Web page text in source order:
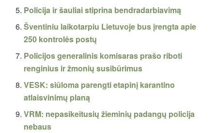
Policija ir šauliai stiprina bendradarbiavimą
Šventiniu laikotarpiu Lietuvoje bus įrengta apie
250 kontrolės postų
Policijos generalinis komisaras prašo riboti
renginius ir žmonių susibūrimus
VESK: siūloma parengti etapinį karantino
atlaisvinimų planą
VRM: nepasikeitusių žieminių padangų policija
nebaus